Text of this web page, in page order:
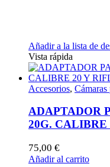
Añadir a la lista de
Vista rápida
Accesorios, Cámaras
ADAPTADOR
20G. CALIBRE
75,00 €
Añadir al carrito